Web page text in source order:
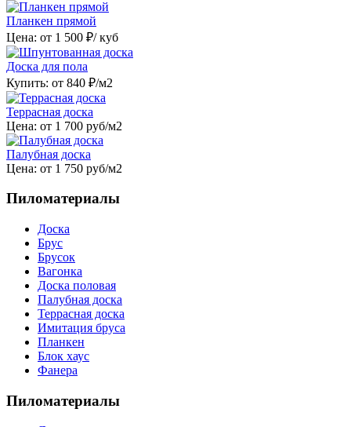
Планкен прямой
Цена: от 1 500 ₽/ куб
Доска для пола
Купить: от 840 ₽/м2
Террасная доска
Цена: от 1 700 руб/м2
Палубная доска
Цена: от 1 750 руб/м2
Пиломатериалы
Доска
Брус
Брусок
Вагонка
Доска половая
Палубная доска
Террасная доска
Имитация бруса
Планкен
Блок хаус
Фанера
Пиломатериалы